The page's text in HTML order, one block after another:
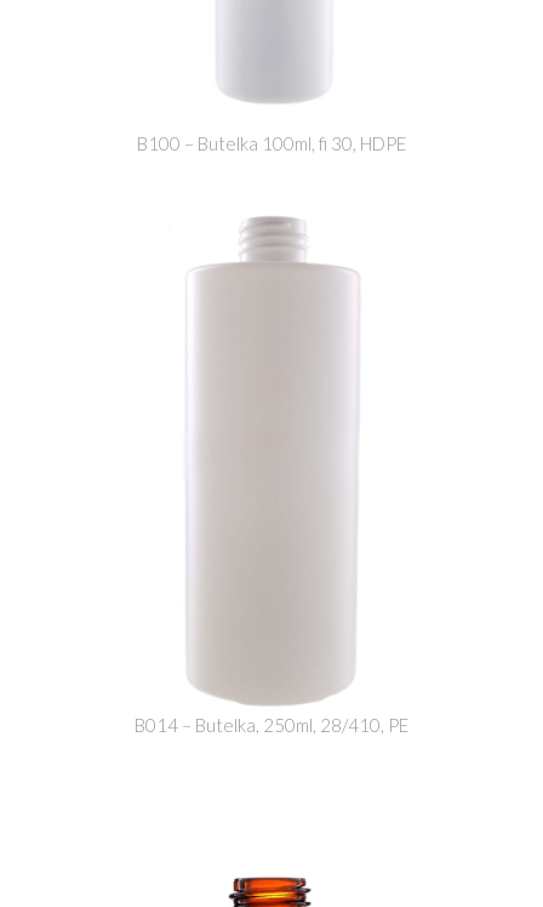
B100 – Butelka 100ml, fi 30, HDPE
B014 – Butelka, 250ml, 28/410, PE